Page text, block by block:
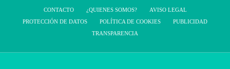
CONTACTO ¿QUIENES SOMOS?
AVISO LEGAL
PROTECCIÓN DE DATOS
POLÍTICA DE COOKIES
PUBLICIDAD
TRANSPARENCIA